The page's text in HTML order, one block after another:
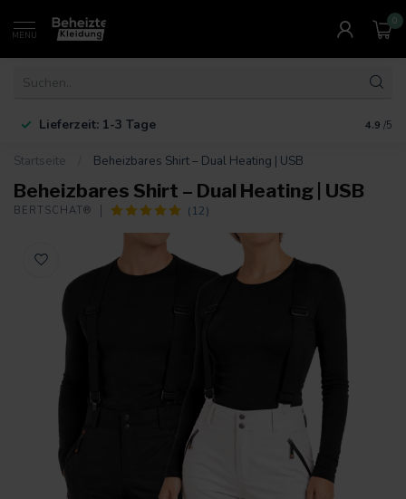
MENU
0
Lieferzeit: 1-3 Tage 4.9 /5
Startseite Beheizbares Shirt – Dual Heating | USB
Beheizbares Shirt – Dual Heating | USB
BERTSCHAT® (12)